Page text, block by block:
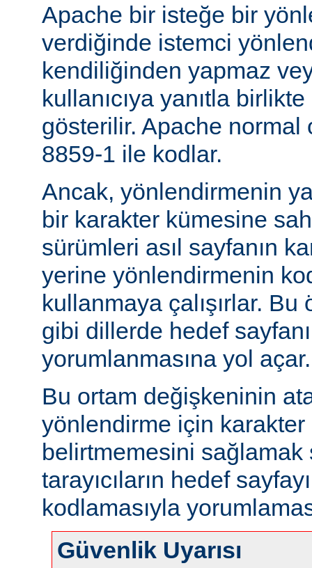
Apache bir isteğe bir
verdiğinde istemci
kendiliğinden yapmaz
kullanıcıya yanıtla
gösterilir. Apache normal
8859-1 ile kodlar.
Ancak, yönlendirmenin
bir karakter kümesine
sürümleri asıl sayfanın
yerine yönlendirmenin
kullanmaya çalışırlar.
gibi dillerde hedef
yorumlanmasına yol açar.
Bu ortam değişkeninin
yönlendirme için karakter
belirtmemesini sağlamak
tarayıcıların hedef
kodlamasıyla
Güvenlik Uyarısı